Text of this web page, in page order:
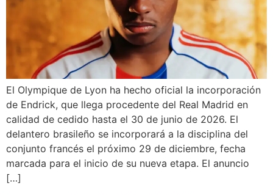
El Olympique de Lyon ha hecho oficial la incorporación
de Endrick, que llega procedente del Real Madrid en
calidad de cedido hasta el 30 de junio de 2026. El
delantero brasileño se incorporará a la disciplina del
conjunto francés el próximo 29 de diciembre, fecha
marcada para el inicio de su nueva etapa. El anuncio
[…]